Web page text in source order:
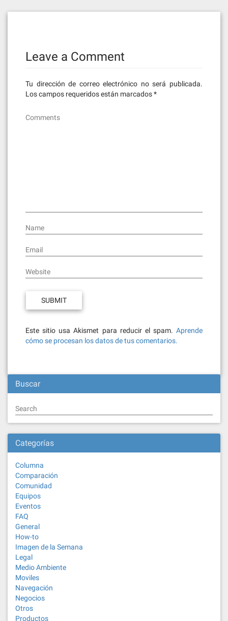
Leave a Comment
Tu dirección de correo electrónico no será publicada.
Los campos requeridos están marcados*
Comments
Name
Email
Website
Este sitio usa Akismet para reducir el spam. Aprende
cómo se procesan los datos de tus comentarios.
Buscar
Search
Categorías
Columna
Comparación
Comunidad
Equipos
Eventos
FAQ
General
How-to
Imagen de la Semana
Legal
Medio Ambiente
Moviles
Navegación
Negocios
Otros
Productos